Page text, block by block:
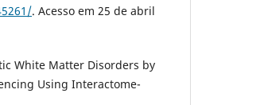
. Acesso em 25 de abril
White Matter Disorders by
Using Interactome-